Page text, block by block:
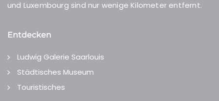
und Luxembourg sind nur wenige Kilometer entfernt.
Entdecken
Ludwig Galerie Saarlouis
Städtisches Museum
Touristisches